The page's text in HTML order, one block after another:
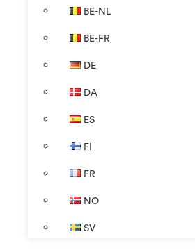
BE-NL
BE-FR
DE
DA
ES
FI
FR
NO
SV